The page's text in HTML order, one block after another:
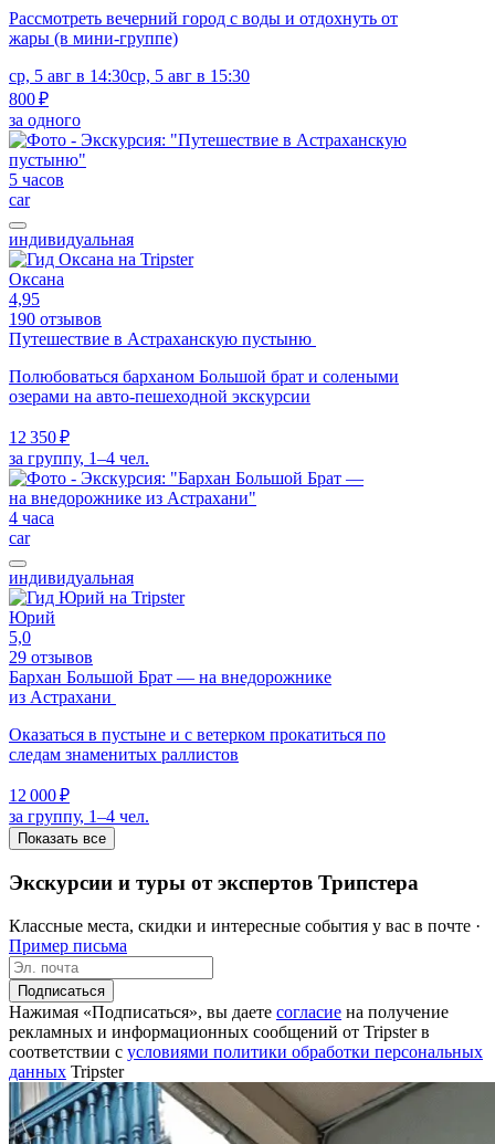
Рассмотреть вечерний город с воды и отдохнуть от
жары (в мини-группе)
ср, 5 авг в 14:30ср, 5 авг в 15:30
800 ₽
за одного
5 часов
car
индивидуальная
Оксана
4,95
190 отзывов
Путешествие в Астраханскую пустыню
Полюбоваться барханом Большой брат и солеными
озерами на авто-пешеходной экскурсии
12 350 ₽
за группу, 1–4 чел.
4 часа
car
индивидуальная
Юрий
5,0
29 отзывов
Бархан Большой Брат — на внедорожнике
из Астрахани
Оказаться в пустыне и с ветерком прокатиться по
следам знаменитых раллистов
12 000 ₽
за группу, 1–4 чел.
Показать все
Экскурсии и туры от экспертов Трипстера
Классные места, скидки и интересные события у вас в почте ·
Пример письма
Подписаться
Нажимая «Подписаться», вы даете согласие на получение
рекламных и информационных сообщений от Tripster в
соответствии c условиями политики обработки персональных
данных Tripster